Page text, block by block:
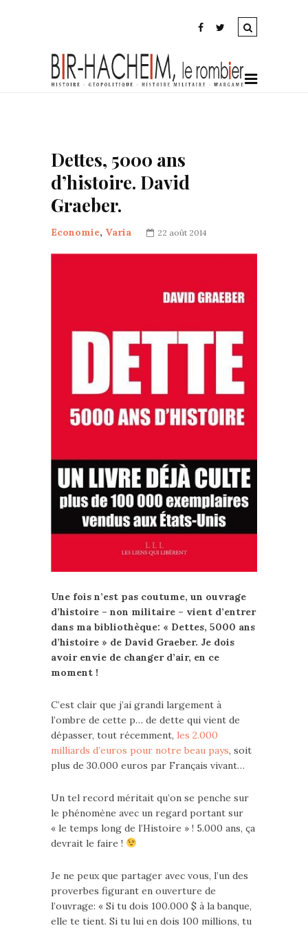
Dettes, 5000 ans
d’histoire. David
Graeber.
Economie, Varia 22 août 2014
Une fois n’est pas coutume, un ouvrage
d’histoire – non militaire – vient d’entrer
dans ma bibliothèque: « Dettes, 5000 ans
d’histoire » de David Graeber. Je dois
avoir envie de changer d’air, en ce
moment !
C’est clair que j’ai grandi largement à
l’ombre de cette p… de dette qui vient de
dépasser, tout récemment, les 2.000
milliards d’euros pour notre beau pays, soit
plus de 30.000 euros par Français vivant…
Un tel record méritait qu’on se penche sur
le phénomène avec un regard portant sur
« le temps long de l’Histoire » ! 5.000 ans, ça
devrait le faire !
Je ne peux que partager avec vous, l’un des
proverbes figurant en ouverture de
l’ouvrage: « Si tu dois 100.000 $ à la banque,
elle te tient. Si tu lui en dois 100 millions, tu